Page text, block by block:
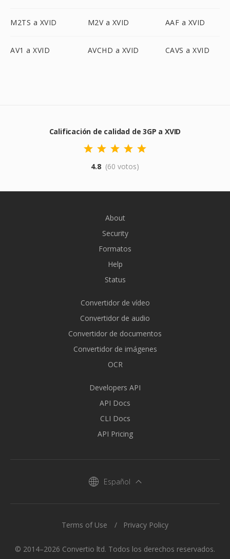
M2TS a XVID M2V a XVID AAF a XVID
AV1 a XVID AVCHD a XVID CAVS a XVID
Calificación de calidad de 3GP a XVID
4.8 (60 votos)
About
Security
Formatos
Help
Status
Convertidor de vídeo
Convertidor de audio
Convertidor de documentos
Convertidor de imágenes
OCR
Developers API
API Docs
CLI Docs
API Pricing
Español
© 2014–2026 Convertio ltd. Todos los derechos reservados.
Terms of Use Privacy Policy